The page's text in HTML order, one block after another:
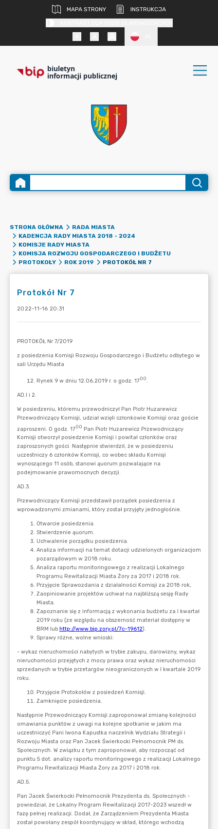
MAPA STRONY
INSTRUKCJA
biuletyn
informacji publicznej
STRONA GŁÓWNA
RADA MIASTA
KADENCJA RADY MIASTA 2018 - 2024
KOMISJE RADY MIASTA
KOMISJA ROZWOJU GOSPODARCZEGO I BUDŻETU
PROTOKOŁY
ROK 2019 PROTOKÓŁ NR 7
Protokół Nr 7
2022-11-16 20:31